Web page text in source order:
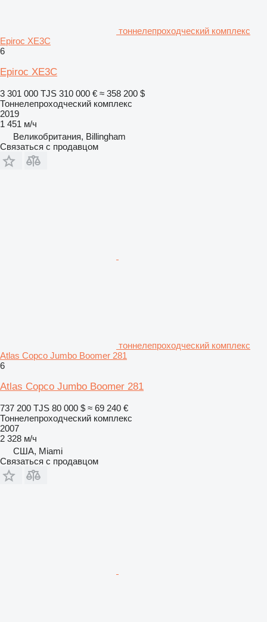
тоннелепроходческий комплекс
Epiroc XE3C
6
Epiroc XE3C
3 301 000 TJS 310 000 € ≈ 358 200 $
Тоннелепроходческий комплекс
2019
1 451 м/ч
Великобритания, Billingham
Связаться с продавцом
тоннелепроходческий комплекс
Atlas Copco Jumbo Boomer 281
6
Atlas Copco Jumbo Boomer 281
737 200 TJS 80 000 $ ≈ 69 240 €
Тоннелепроходческий комплекс
2007
2 328 м/ч
США, Miami
Связаться с продавцом